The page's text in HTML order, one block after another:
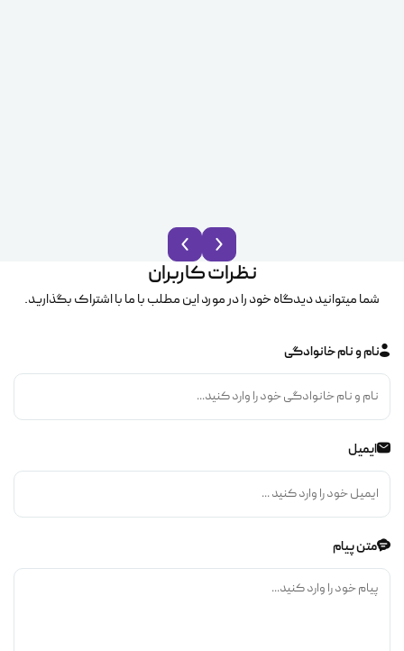
نظرات کاربران
شما میتوانید دیدگاه خود را در مورد این مطلب با ما با اشتراک بگذارید.
نام و نام خانوادگی
ایمیل
متن پیام